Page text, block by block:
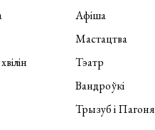
Афіша
Мастацтва
Тэатр
Вандроўкі
Трызуб і Пагоня